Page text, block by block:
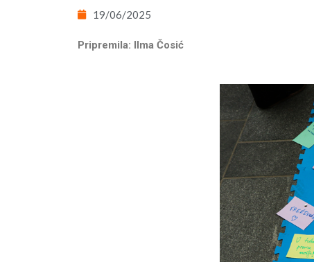
19/06/2025
Pripremila: Ilma Čosić